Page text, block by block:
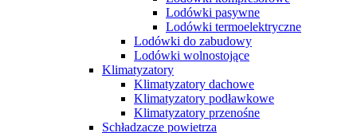
Lodówki pasywne
Lodówki termoelektryczne
Lodówki do zabudowy
Lodówki wolnostojące
Klimatyzatory
Klimatyzatory dachowe
Klimatyzatory podławkowe
Klimatyzatory przenośne
Schładzacze powietrza